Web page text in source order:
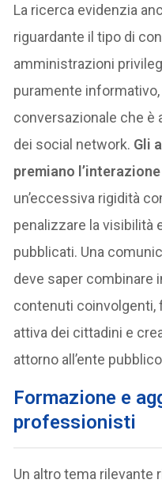
La ricerca evidenzia
riguardante il tipo di
amministrazioni
puramente
conversazionale che è
dei social network. Gli
premiano
un’eccessiva rigidità
penalizzare la visibilità
pubblicati. Una
deve saper combinare
contenuti coinvolgenti,
attiva dei cittadini e
attorno all’ente
Formazione e
professionisti
Un altro tema rilevante